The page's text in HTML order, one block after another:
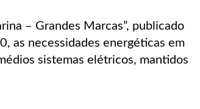
– Grandes Marcas”, publicado
as necessidades energéticas em
sistemas elétricos, mantidos